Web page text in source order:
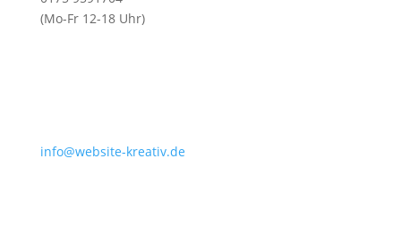
(Mo-Fr 12-18 Uhr)
info@website-kreativ.de